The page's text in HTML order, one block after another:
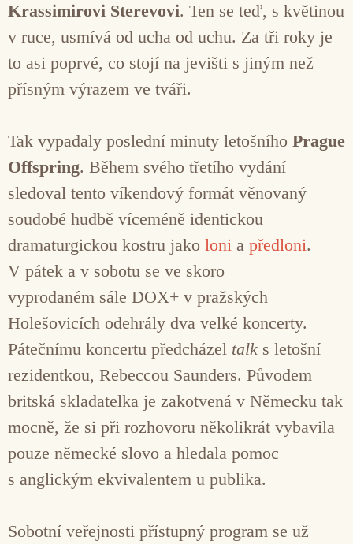
Krassimirovi Sterevovi. Ten se teď, s květinou
v ruce, usmívá od ucha od uchu. Za tři roky je
to asi poprvé, co stojí na jevišti s jiným než
přísným výrazem ve tváři.
Tak vypadaly poslední minuty letošního Prague
Offspring. Během svého třetího vydání
sledoval tento víkendový formát věnovaný
soudobé hudbě víceméně identickou
dramaturgickou kostru jako loni a předloni.
V pátek a v sobotu se ve skoro
vyprodaném sále DOX+ v pražských
Holešovicích odehrály dva velké koncerty.
Pátečnímu koncertu předcházel talk s letošní
rezidentkou, Rebeccou Saunders. Původem
britská skladatelka je zakotvená v Německu tak
mocně, že si při rozhovoru několikrát vybavila
pouze německé slovo a hledala pomoc
s anglickým ekvivalentem u publika.
Sobotní veřejnosti přístupný program se už